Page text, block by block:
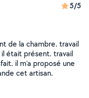
5/5
de la chambre. travail
était présent. travail
il m'a proposé une
cet artisan.